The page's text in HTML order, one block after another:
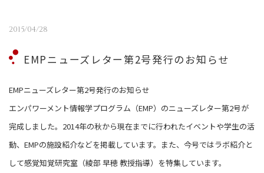
2015/04/28
EMPニューズレター第2号発行のお知らせ
EMPニューズレター第2号発行のお知らせ
エンパワーメント情報学プログラム（EMP）のニューズレター第2号が
完成しました。2014年の秋から現在までに行われたイベントや学生の活
動、EMPの施設紹介などを掲載しています。また、今号ではラボ紹介と
して感覚知覚研究室（綾部 早穂 教授指導）を特集しています。